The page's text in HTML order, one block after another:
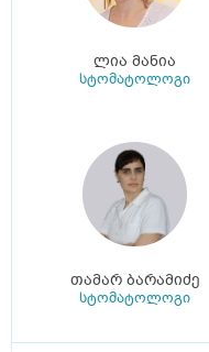
ლია მანია
სტომატოლოგი
თამარ ბარამიძე
სტომატოლოგი